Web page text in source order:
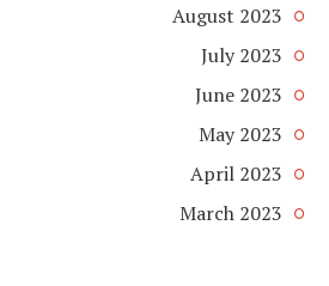
August 2023
July 2023
June 2023
May 2023
April 2023
March 2023